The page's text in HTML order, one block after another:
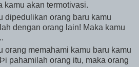
kamu akan termotivasi.
dipedulikan orang baru kamu
dengan orang lain! Maka kamu
orang memahami kamu baru kamu
pahamilah orang itu, maka orang